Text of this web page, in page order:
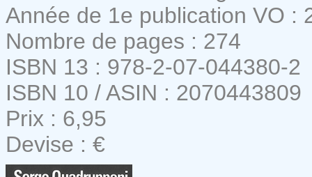
Année de 1e publication VO :
Nombre de pages : 274
ISBN 13 : 978-2-07-044380-2
ISBN 10 / ASIN : 2070443809
Prix : 6,95
Devise : €